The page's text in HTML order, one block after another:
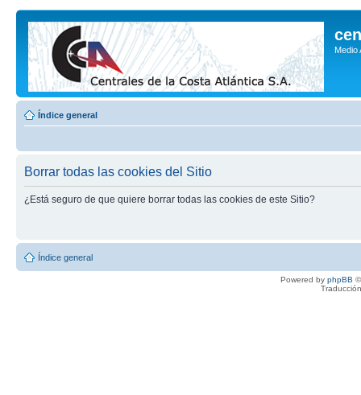
Medio
Índice general
Borrar todas las cookies del Sitio
¿Está seguro de que quiere borrar todas las cookies de este Sitio?
Índice general
Powered by phpBB